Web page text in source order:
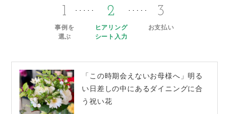
1
事例を
選ぶ
2
ヒアリング
シート入力
3
お支払い
「この時期会えないお母様へ」明る
い日差しの中にあるダイニングに合
う祝い花